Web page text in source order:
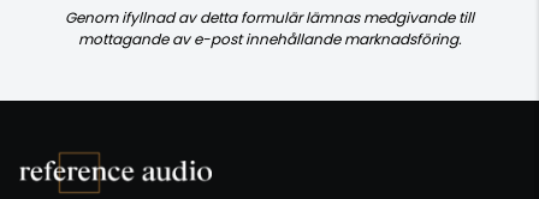
Genom ifyllnad av detta formulär lämnas medgivande till
mottagande av e-post innehållande marknadsföring.